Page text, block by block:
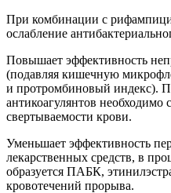
При комбинации с
ослабление
Повышает эффективность
(подавляя кишечную
и протромбиновый индекс).
антикоагулянтов необходимо
свертываемости крови.
Уменьшает эффективность
лекарственных средств, в
образуется ПАБК,
кровотечений прорыва.